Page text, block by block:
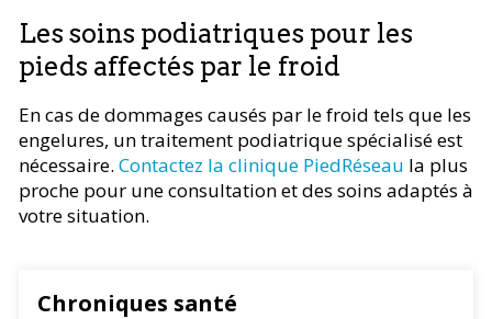
Les soins podiatriques pour les
pieds affectés par le froid
En cas de dommages causés par le froid tels que les
engelures, un traitement podiatrique spécialisé est
nécessaire. Contactez la clinique PiedRéseau la plus
proche pour une consultation et des soins adaptés à
votre situation.
Chroniques santé